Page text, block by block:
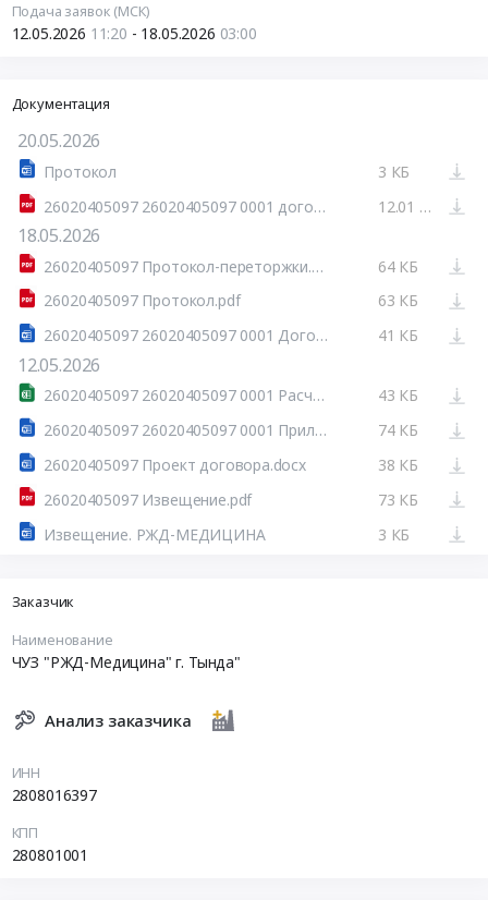
Подача заявок (МСК)
12.05.2026 11:20 - 18.05.2026 03:00
Документация
20.05.2026
Протокол
3 КБ
26020405097 26020405097 0001 договор ООО Новофарм-Амур.pdf
12.01 МБ
18.05.2026
26020405097 Протокол-переторжки.pdf
64 КБ
26020405097 Протокол.pdf
63 КБ
26020405097 26020405097 0001 Договор ООО Новофарм Амур 471 000,00.docx
41 КБ
12.05.2026
26020405097 26020405097 0001 Расчет НМЦК.xls
43 КБ
26020405097 26020405097 0001 Приложение №1 ТЗ.DOC
74 КБ
26020405097 Проект договора.docx
38 КБ
26020405097 Извещение.pdf
73 КБ
Извещение. РЖД-МЕДИЦИНА
3 КБ
Заказчик
Наименование
ЧУЗ "РЖД-Медицина" г. Тында"
Анализ заказчика
ИНН
2808016397
КПП
280801001